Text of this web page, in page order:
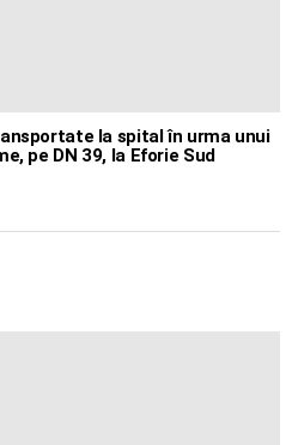
la spital în urma unui
pe DN 39, la Eforie Sud